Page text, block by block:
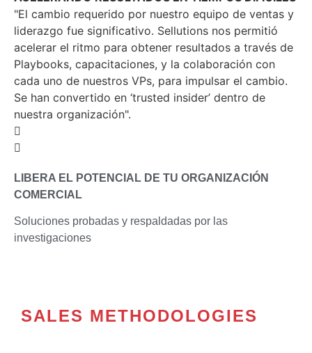
"El cambio requerido por nuestro equipo de ventas y
liderazgo fue significativo. Sellutions nos permitió
acelerar el ritmo para obtener resultados a través de
Playbooks, capacitaciones, y la colaboración con
cada uno de nuestros VPs, para impulsar el cambio.
Se han convertido en ‘trusted insider’ dentro de
nuestra organización".
LIBERA EL POTENCIAL DE TU ORGANIZACIÓN
COMERCIAL
Soluciones probadas y respaldadas por las
investigaciones
SALES METHODOLOGIES